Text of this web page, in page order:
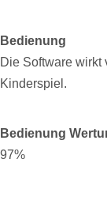
Bedienung
Die Software wirkt
Kinderspiel.
Bedienung
97%